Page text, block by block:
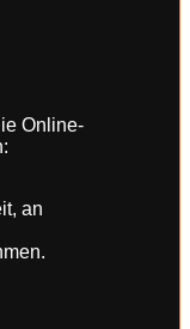
Online-
an